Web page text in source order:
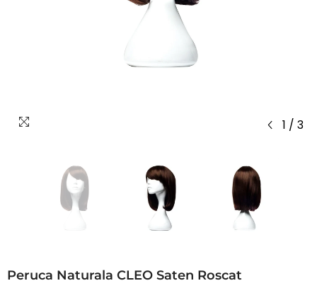
1 / 3
Peruca Naturala CLEO Saten Roscat